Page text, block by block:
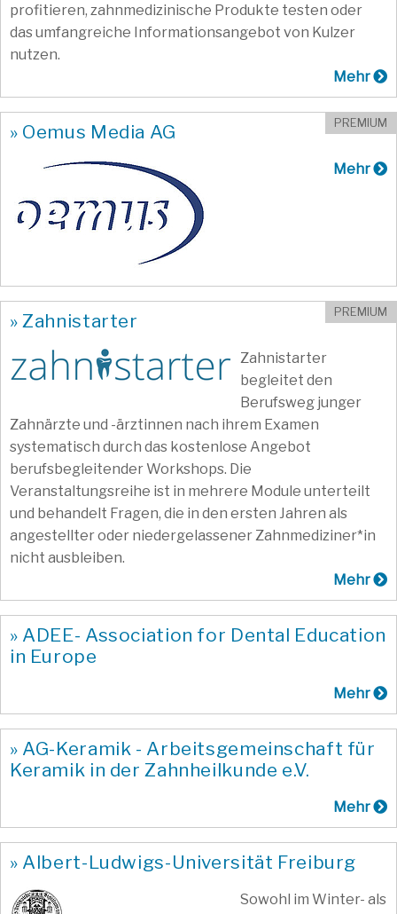
profitieren, zahnmedizinische Produkte testen oder
das umfangreiche Informationsangebot von Kulzer
nutzen.
Mehr
PREMIUM
» Oemus Media AG
Mehr
PREMIUM
» Zahnistarter
Zahnistarter
begleitet den
Berufsweg junger
Zahnärzte und -ärztinnen nach ihrem Examen
systematisch durch das kostenlose Angebot
berufsbegleitender Workshops. Die
Veranstaltungsreihe ist in mehrere Module unterteilt
und behandelt Fragen, die in den ersten Jahren als
angestellter oder niedergelassener Zahnmediziner*in
nicht ausbleiben.
Mehr
» ADEE- Association for Dental Education
in Europe
Mehr
» AG-Keramik - Arbeitsgemeinschaft für
Keramik in der Zahnheilkunde e.V.
Mehr
» Albert-Ludwigs-Universität Freiburg
Sowohl im Winter- als